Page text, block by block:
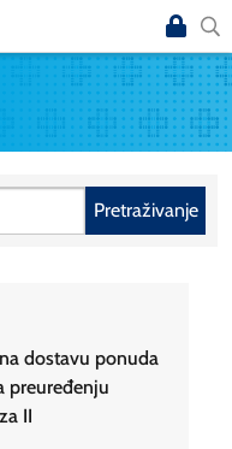
Pretraživanje
dostavu ponuda
preuređenju
II